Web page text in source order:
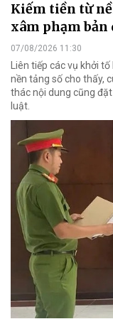
Kiếm tiền từ
xâm phạm bản
07/08/2026 11:30
Liên tiếp các vụ khởi
nền tảng số cho thấy,
thác nội dung cũng
luật.